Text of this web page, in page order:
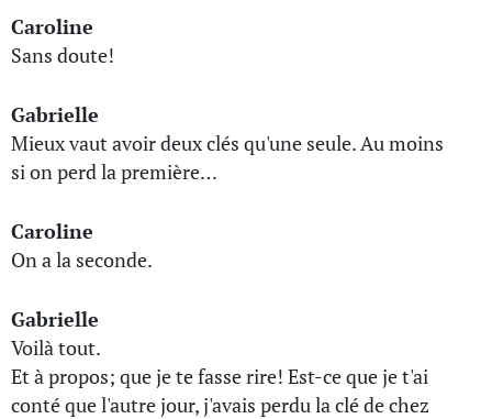
Caroline
Sans doute!
Gabrielle
Mieux vaut avoir deux clés qu'une seule. Au moins
si on perd la première…
Caroline
On a la seconde.
Gabrielle
Voilà tout.
Et à propos; que je te fasse rire! Est-ce que je t'ai
conté que l'autre jour, j'avais perdu la clé de chez